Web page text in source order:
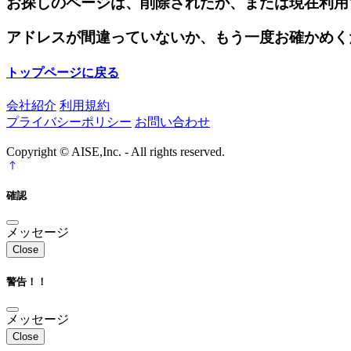
アドレスが間違っていないか、もう一度お確かめ
トップページに戻る
会社紹介 利用規約
プライバシーポリシー お問い合わせ
Copyright © AISE,Inc. - All rights reserved.
確認
メッセージ
Close
警告！！
メッセージ
Close